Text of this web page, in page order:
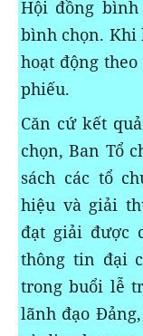
Hội đồng bình
bình chọn. Khi
hoạt động
phiếu.
Căn cứ kết
chọn, Ban Tổ
sách các tổ
hiệu và giải
đạt giải được
thông tin đại
trong buổi lễ
lãnh đạo